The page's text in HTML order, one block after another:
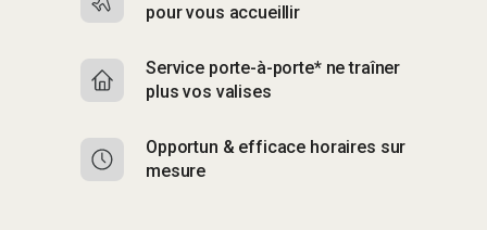
pour vous accueillir
Service porte-à-porte* ne traîner
plus vos valises
Opportun & efficace horaires sur
mesure